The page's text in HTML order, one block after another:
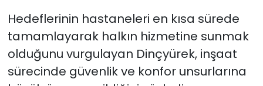
Hedeflerinin hastaneleri en kısa sürede
tamamlayarak halkın hizmetine sunmak
olduğunu vurgulayan Dinçyürek, inşaat
sürecinde güvenlik ve konfor unsurlarına